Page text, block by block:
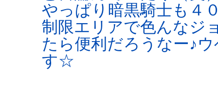
やっぱり暗黒騎士も４
制限エリアで色んなジ
たら便利だろうなー♪
す☆